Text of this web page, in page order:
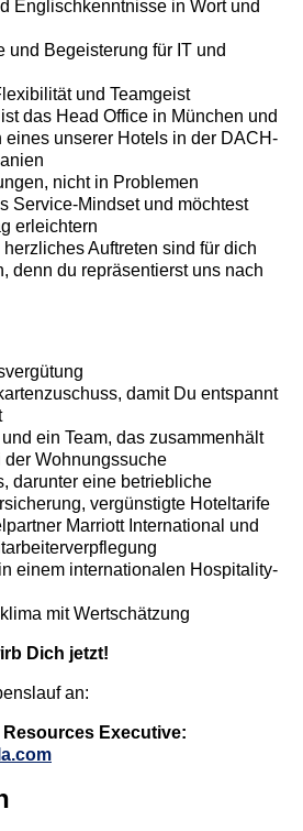
Englischkenntnisse in Wort und
und Begeisterung für IT und
und Teamgeist
das Head Office in München und
unserer Hotels in der DACH-
nicht in Problemen
Service-Mindset und möchtest
erleichtern
Auftreten sind für dich
denn du repräsentierst uns nach
damit Du entspannt
ein Team, das zusammenhält
der Wohnungssuche
darunter eine betriebliche
vergünstigte Hoteltarife
Marriott International und
einem internationalen Hospitality-
mit Wertschätzung
Dich jetzt!
an:
Resources Executive: